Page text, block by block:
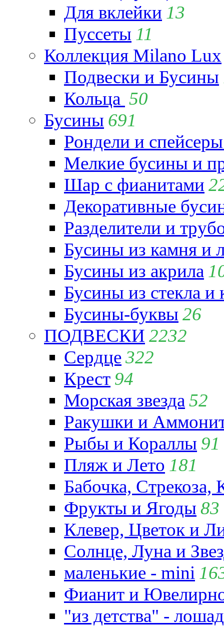
Для вклейки 13
Пуссеты 11
Коллекция Milano Lux
Подвески и Бусины
Кольца 50
Бусины 691
Рондели и
Мелкие бусины и
Шар с фианитами
Декоративные
Разделители и
Бусины из камня и
Бусины из акрила
Бусины из стекла и
Бусины-буквы 26
ПОДВЕСКИ 2232
Сердце322
Крест 94
Морская звезда 52
Ракушки и
Рыбы и Кораллы 91
Пляж и Лето 181
Бабочка,
Фрукты и Ягоды 83
Клевер, Цветок и
Солнце, Луна и
маленькие - mini
Фианит и
"из детства" -